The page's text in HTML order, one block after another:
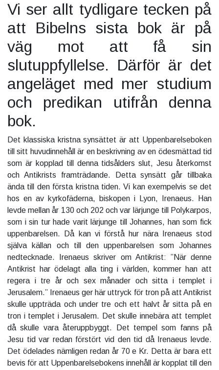
Vi ser allt tydligare tecken på
att Bibelns sista bok är på
väg mot att få sin
slutuppfyllelse. Därför är det
angeläget med mer studium
och predikan utifrån denna
bok.
Det klassiska kristna synsättet är att Uppenbarelseboken
till sitt huvudinnehåll är en beskrivning av en ödesmättad tid
som är kopplad till denna tidsålders slut, Jesu återkomst
och Antikrists framträdande. Detta synsätt går tillbaka
ända till den första kristna tiden. Vi kan exempelvis se det
hos en av kyrkofäderna, biskopen i Lyon, Irenaeus. Han
levde mellan år 130 och 202 och var lärjunge till Polykarpos,
som i sin tur hade varit lärjunge till Johannes, han som fick
uppenbarelsen. Då kan vi förstå hur nära Irenaeus stod
själva källan och till den uppenbarelsen som Johannes
nedtecknade. Irenaeus skriver om Antikrist: ”När denne
Antikrist har ödelagt alla ting i världen, kommer han att
regera i tre år och sex månader och sitta i templet i
Jerusalem.” Irenaeus ger här uttryck för tron på att Antikrist
skulle uppträda och under tre och ett halvt år sitta på en
tron i templet i Jerusalem. Det skulle innebära att templet
då skulle vara återuppbyggt. Det tempel som fanns på
Jesu tid var redan förstört vid den tid då Irenaeus levde.
Det ödelades nämligen redan år 70 e Kr. Detta är bara ett
bevis för att Uppenbarelsebokens innehåll är kopplat till den